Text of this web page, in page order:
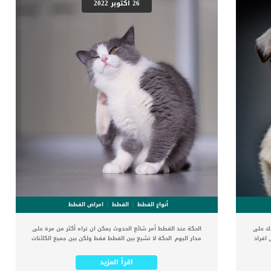
على
26 أكتوبر 2022
أنواع القطط القطط امراض القطط
الحكة عند القطط أمر شائع الحدوث يمكن ان تراه أكثر من مرة على
مدار اليوم. الحكة لا تشيع بين القطط فقط ولكن بين جميع الكائنات
داعى للقلق فيمكن ان تحك القطة جلدها نتيجة شعره أو حشرة
تزعجها. الحكة عند القطط مزعجة ومؤلمة جدا عندما تزيد عن حدها.
اقرأ المزيد